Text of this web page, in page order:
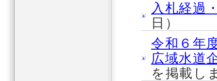
入札経過
日）
令和６年
広域水道
を掲載し